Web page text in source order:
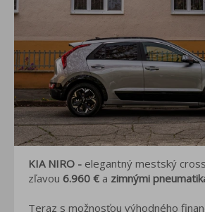
KIA NIRO - elegantný mestský
zľavou 6.960 € a zimnými
Teraz s možnosťou výhodného